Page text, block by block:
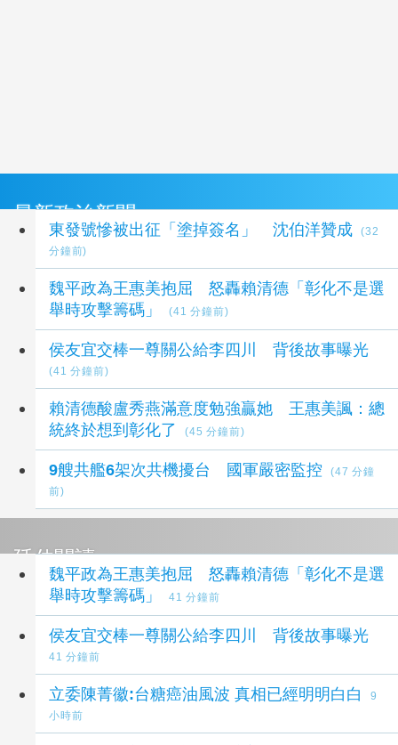
最新政治新聞
東發號慘被出征「塗掉簽名」 沈伯洋贊成
(32
分鐘前)
魏平政為王惠美抱屈 怒轟賴清德「彰化不是選
舉時攻擊籌碼」
(41 分鐘前)
侯友宜交棒一尊關公給李四川 背後故事曝光
(41 分鐘前)
賴清德酸盧秀燕滿意度勉強贏她 王惠美諷：總
統終於想到彰化了
(45 分鐘前)
9艘共艦6架次共機擾台 國軍嚴密監控
(47 分鐘
前)
延伸閱讀
魏平政為王惠美抱屈 怒轟賴清德「彰化不是選
舉時攻擊籌碼」
41 分鐘前
侯友宜交棒一尊關公給李四川 背後故事曝光
41 分鐘前
立委陳菁徽:台糖癌油風波 真相已經明明白白
9
小時前